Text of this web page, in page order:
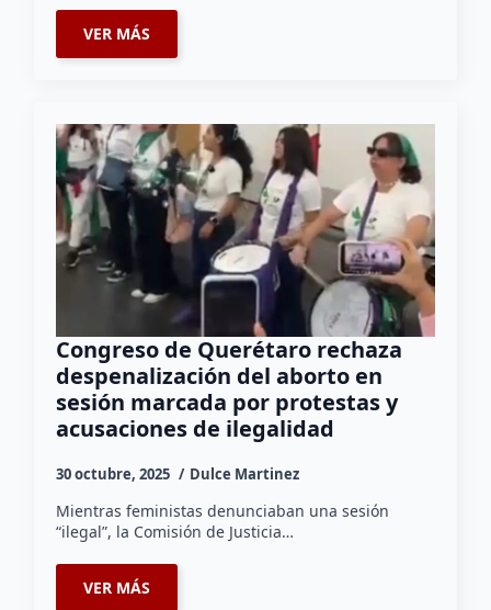
VER MÁS
Congreso de Querétaro rechaza
despenalización del aborto en
sesión marcada por protestas y
acusaciones de ilegalidad
30 octubre, 2025 Dulce Martinez
Mientras feministas denunciaban una sesión
“ilegal”, la Comisión de Justicia…
VER MÁS